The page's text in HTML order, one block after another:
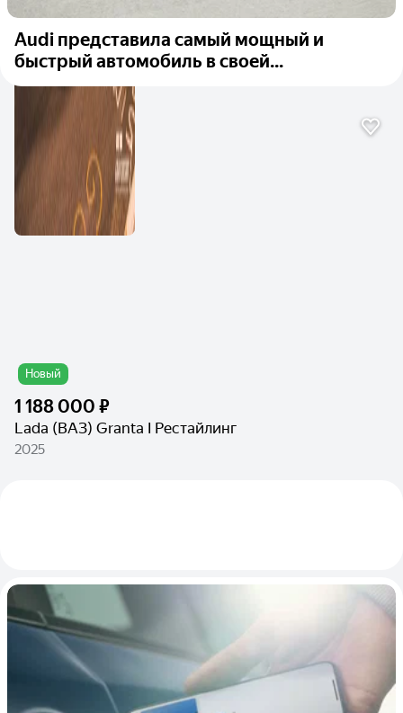
Audi представила самый мощный и
быстрый автомобиль в своей...
Новый
1 188 000 ₽
Lada (ВАЗ) Granta I Рестайлинг
2025